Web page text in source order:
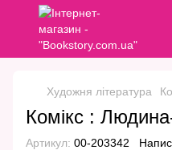
Художня література
Комікс :
Артикул: 00-203342